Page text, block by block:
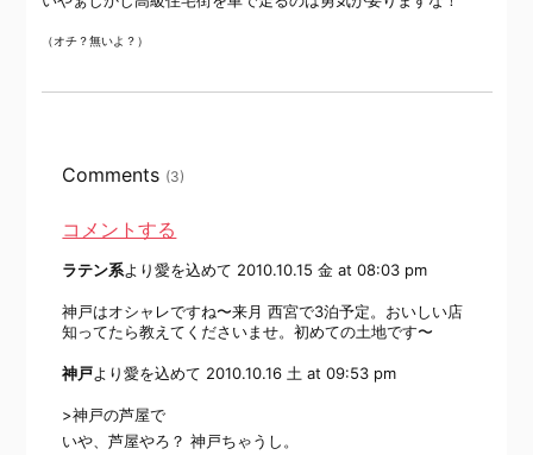
（オチ？無いよ？）
Comments (3)
コメントする
ラテン系より愛を込めて 2010.10.15 金 at 08:03 pm
神戸はオシャレですね〜来月 西宮で3泊予定。おいしい店
知ってたら教えてくださいませ。初めての土地です〜
神戸より愛を込めて 2010.10.16 土 at 09:53 pm
>神戸の芦屋で
いや、芦屋やろ？ 神戸ちゃうし。